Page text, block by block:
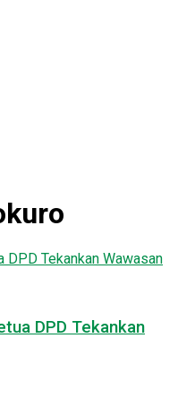
DPD Tekankan